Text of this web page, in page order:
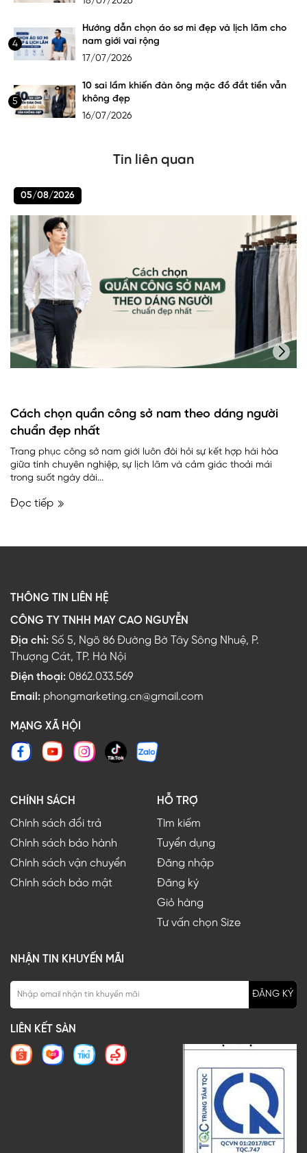
4
Hướng dẫn chọn áo sơ mi đẹp và lịch lãm cho
nam giới vai rộng
17/07/2026
5
10 sai lầm khiến đàn ông mặc đồ đắt tiền vẫn
không đẹp
16/07/2026
Tin liên quan
05/08/2026
Cách chọn quần công sở nam theo dáng người
chuẩn đẹp nhất
Trang phục công sở nam giới luôn đòi hỏi sự kết hợp hài hòa
giữa tính chuyên nghiệp, sự lịch lãm và cảm giác thoải mái
trong suốt ngày dài...
Đọc tiếp
THÔNG TIN LIÊN HỆ
CÔNG TY TNHH MAY CAO NGUYỄN
Địa chỉ: Số 5, Ngõ 86 Đường Bờ Tây Sông Nhuệ, P.
Thượng Cát, TP. Hà Nội
Điện thoại: 0862.033.569
Email: phongmarketing.cn@gmail.com
MẠNG XÃ HỘI
CHÍNH SÁCH
Chính sách đổi trả
Chính sách bảo hành
Chính sách vận chuyển
Chính sách bảo mật
HỖ TRỢ
Tìm kiếm
Tuyển dụng
Đăng nhập
Đăng ký
Giỏ hàng
Tư vấn chọn Size
NHẬN TIN KHUYẾN MÃI
ĐĂNG KÝ
LIÊN KẾT SÀN